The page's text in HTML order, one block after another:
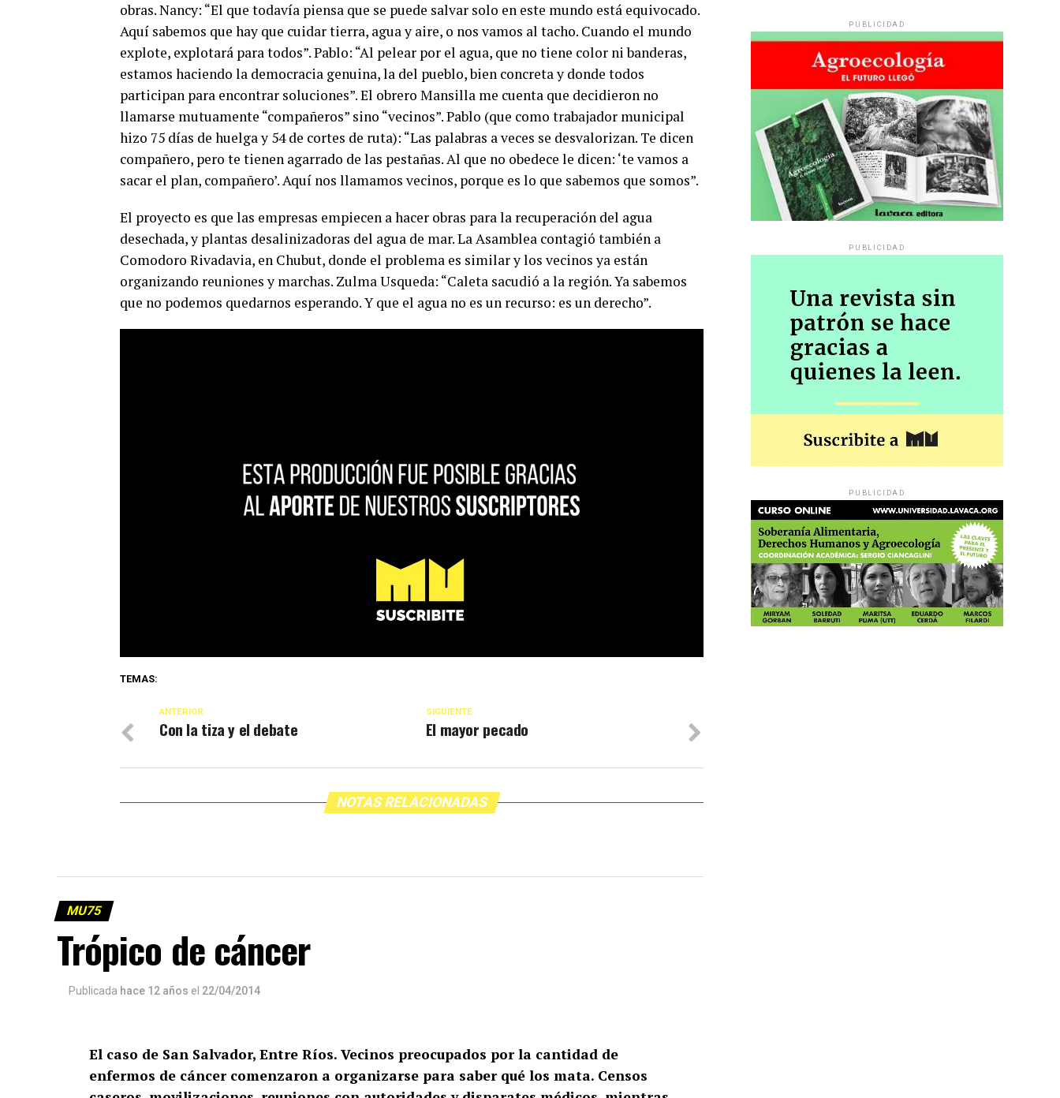
obras. Nancy: “El que todavía piensa que se puede salvar solo en este mundo está equivocado.
Aquí sabemos que hay que cuidar tierra, agua y aire, o nos vamos al tacho. Cuando el mundo
explote, explotará para todos”. Pablo: “Al pelear por el agua, que no tiene color ni banderas,
estamos haciendo la democracia genuina, la del pueblo, bien concreta y donde todos
participan para encontrar soluciones”. El obrero Mansilla me cuenta que decidieron no
llamarse mutuamente “compañeros” sino “vecinos”. Pablo (que como trabajador municipal
hizo 75 días de huelga y 54 de cortes de ruta): “Las palabras a veces se desvalorizan. Te dicen
compañero, pero te tienen agarrado de las pestañas. Al que no obedece le dicen: ‘te vamos a
sacar el plan, compañero’. Aquí nos llamamos vecinos, porque es lo que sabemos que somos”.
El proyecto es que las empresas empiecen a hacer obras para la recuperación del agua
desechada, y plantas desalinizadoras del agua de mar. La Asamblea contagió también a
Comodoro Rivadavia, en Chubut, donde el problema es similar y los vecinos ya están
organizando reuniones y marchas. Zulma Usqueda: “Caleta sacudió a la región. Ya sabemos
que no podemos quedarnos esperando. Y que el agua no es un recurso: es un derecho”.
TEMAS:
SIGUIENTE
El mayor pecado
ANTERIOR
Con la tiza y el debate
NOTAS RELACIONADAS
MU75
Trópico de cáncer
Publicada hace 12 años el 22/04/2014
El caso de San Salvador, Entre Ríos. Vecinos preocupados por la cantidad de
enfermos de cáncer comenzaron a organizarse para saber qué los mata. Censos
PUBLICIDAD
PUBLICIDAD
PUBLICIDAD